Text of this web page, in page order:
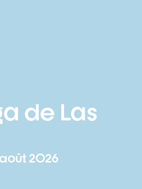
de Las
2026